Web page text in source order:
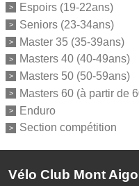
Espoirs (19-22ans)
Seniors (23-34ans)
Master 35 (35-39ans)
Masters 40 (40-49ans)
Masters 50 (50-59ans)
Masters 60 (à partir de
Enduro
Section compétition
Vélo Club Mont